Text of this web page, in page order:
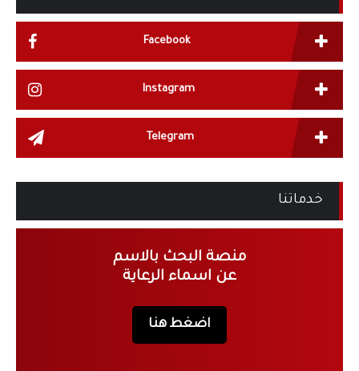
Facebook
Instagram
Telegram
خدماتنا
منصة البحث بالاسم
عن اسماء الرعاية
اضغط هنا